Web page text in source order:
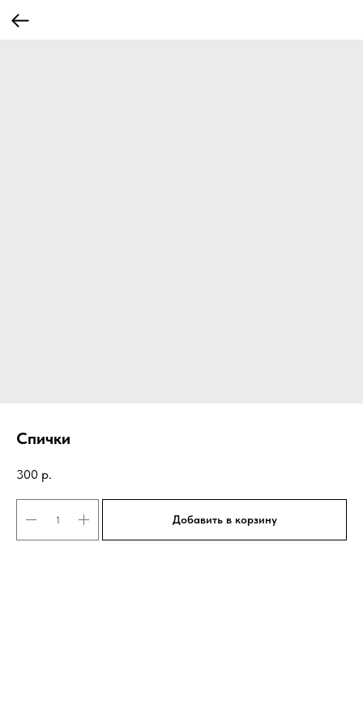
Спички
300 р.
Добавить в корзину